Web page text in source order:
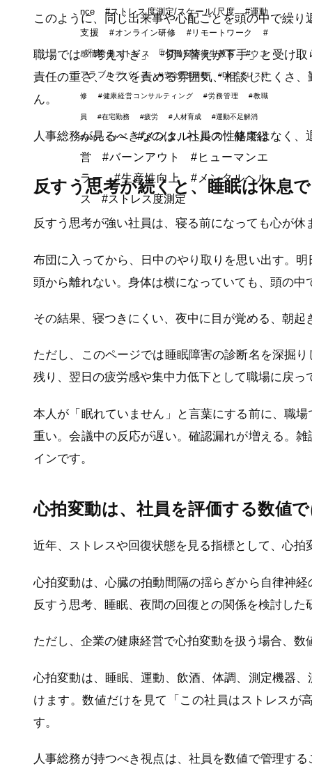
このように、同じ出来事や心配ごとを頭の中で繰
職場では「考えすぎ」「切り替えが下手」と受け
責任の重さ、ミスを責める雰囲気、相談しにくさ
ん。
人事総務が見るべきなのは、社員の性格ではなく
反すう思考が続くと、睡眠は休息
反すう思考が強い社員は、寝る前になっても心が休
布団に入ってから、日中のやり取りを思い出す。
頭から離れない。身体は横になっていても、頭の
その結果、寝つきにくい、夜中に目が覚める、朝
ただし、このページでは睡眠障害の診断名を深掘
残り、翌日の疲労感や集中力低下として職場に戻っ
本人が「眠れていません」と言葉にする前に、職
重い。会議中の反応が遅い。確認漏れが増える。
インです。
心拍変動は、社員を評価する数値
近年、ストレスや回復状態を見る指標として、心
心拍変動は、心臓の拍動間隔の揺らぎから自律神
反すう思考、睡眠、夜間の回復との関係を検討した
ただし、企業の健康経営で心拍変動を扱う場合、
心拍変動は、睡眠、運動、飲酒、体調、測定機器
けます。数値だけを見て「この社員はストレスが
す。
人事総務が持つべき視点は、社員を数値で管理す
nce
#ストレス度測定/スケール/尺度
#運動
支援
#オンライン研修 #リモートワーク #
感情労働ストレス #労働安全衛生教育 #ウエ
アラブルデバイス #安全衛生活動 #DXストレス研
修 #健康経営コンサルティング #労務管理 #教職
員 #在宅勤務 #疲労 #人材育成 #運動不足解消
#webセミナー
#メンタルヘルス，健康経
営
#バーンアウト
#ヒューマンエ
ラー
#生産性向上
#メンタルヘル
ス
#ストレス度測定